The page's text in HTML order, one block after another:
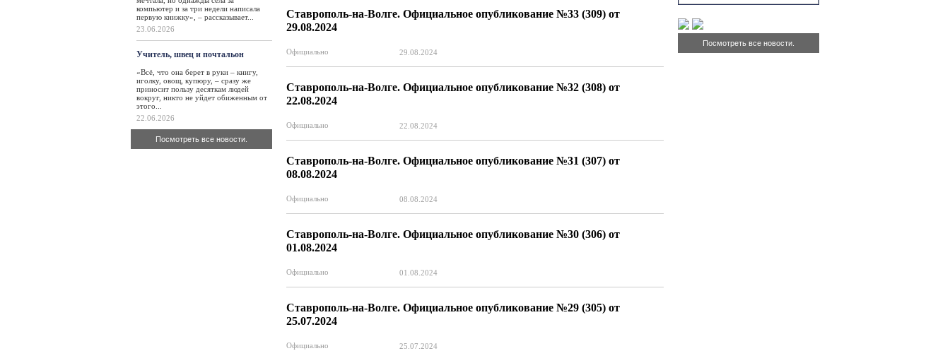
Ставрополь-на-Волге. Официальное опубликование №33 (309) от
29.08.2024
Официально 29.08.2024
Ставрополь-на-Волге. Официальное опубликование №32 (308) от
22.08.2024
Официально 22.08.2024
Ставрополь-на-Волге. Официальное опубликование №31 (307) от
08.08.2024
Официально 08.08.2024
Ставрополь-на-Волге. Официальное опубликование №30 (306) от
01.08.2024
Официально 01.08.2024
Ставрополь-на-Волге. Официальное опубликование №29 (305) от
25.07.2024
Официально 25.07.2024
компьютер и за три недели написала
первую книжку», – рассказывает...
23.06.2026
Учитель, швец и почтальон
«Всё, что она берет в руки – книгу,
иголку, овощ, купюру, – сразу же
приносит пользу десяткам людей
вокруг, никто не уйдет обиженным от
этого...
22.06.2026
Посмотреть все новости.
Посмотреть все новости.